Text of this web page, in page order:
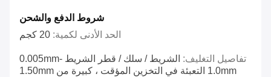
شروط الدفع والشحن
الحد الأدنى لكمية: 20 كجم
تفاصيل التغليف:
الشريط / سلك / قطر الشريط 0.005mm-
1.0mm التعبئة في التخزين المؤقت ، كبيرة من 1.50mm